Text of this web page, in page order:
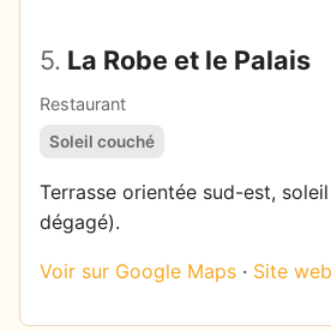
5. La Robe et le Palais
Restaurant
Soleil couché
Terrasse orientée sud-est,
dégagé).
Voir sur Google Maps · Site web